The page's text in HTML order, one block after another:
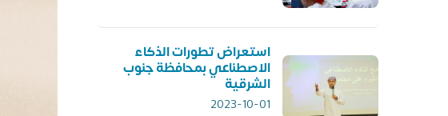
استعراض تطورات الذكاء
الاصطناعي بمحافظة جنوب
الشرقية
2023-10-01